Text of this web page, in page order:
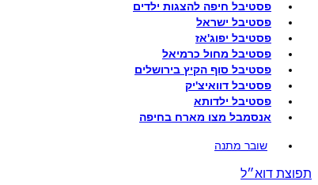
פסטיבל חיפה להצגות ילדים
פסטיבל ישראל
פסטיבל יפוג'אז
פסטיבל מחול כרמיאל
פסטיבל סוף הקיץ בירושלים
פסטיבל דוואיצ'יק
פסטיבל ילדותא
אנסמבל מצו מארח בחיפה
שובר מתנה
תפוצת דוא״ל